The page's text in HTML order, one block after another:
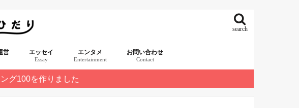
search
営 エッセイ
Essay
エンタメ
Entertainment
お問い合わせ
Contact
グ100を作りました